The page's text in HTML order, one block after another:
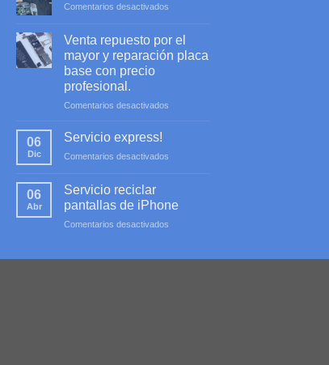
Comentarios desactivados
profesional
Venta repuesto por el
mayor y reparación placa
base con precio
profesional.
Comentarios desactivados
reparación
06
Dic
Servicio express!
Comentarios desactivados
06
Abr
Servicio reciclar
pantallas de iPhone
Comentarios desactivados